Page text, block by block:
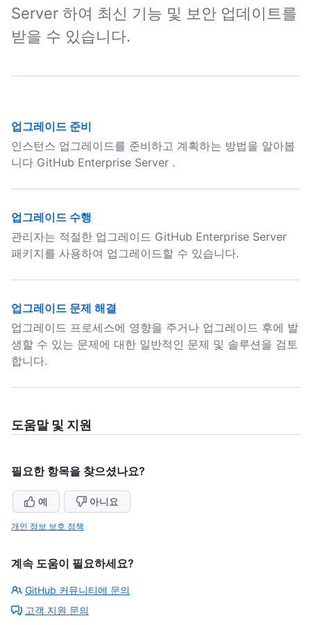
Server 하여 최신 기능 및 보안 업데이트를
받을 수 있습니다.
업그레이드 준비
인스턴스 업그레이드를 준비하고 계획하는 방법을 알아봅
니다 GitHub Enterprise Server .
업그레이드 수행
관리자는 적절한 업그레이드 GitHub Enterprise Server
패키지를 사용하여 업그레이드할 수 있습니다.
업그레이드 문제 해결
업그레이드 프로세스에 영향을 주거나 업그레이드 후에 발
생할 수 있는 문제에 대한 일반적인 문제 및 솔루션을 검토
합니다.
도움말 및 지원
필요한 항목을 찾으셨나요?
예 아니요
개인 정보 보호 정책
계속 도움이 필요하세요?
GitHub 커뮤니티에 문의
고객 지원 문의